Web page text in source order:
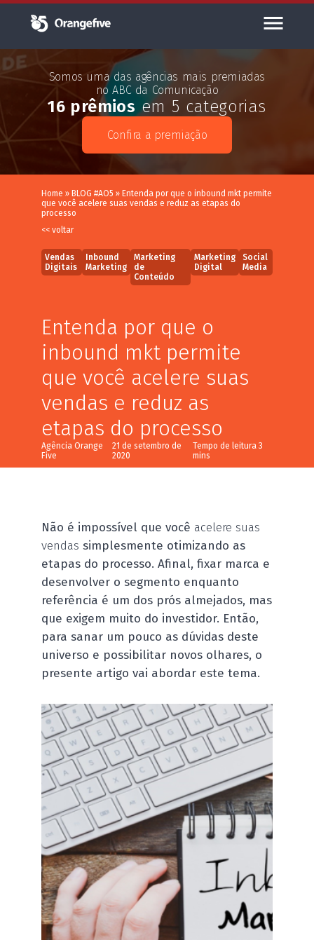
Somos uma das agências mais premiadas
no ABC da Comunicação
16 prêmios em 5 categorias
Confira a premiação
Home » BLOG #AO5 » Entenda por que o inbound mkt permite
que você acelere suas vendas e reduz as etapas do
processo
<< voltar
Vendas
Digitais
Inbound
Marketing
Marketing
de
Conteúdo
Marketing
Digital
Social
Media
Entenda por que o
inbound mkt permite
que você acelere suas
vendas e reduz as
etapas do processo
Agência Orange
Five
21 de setembro de
2020
Não é impossível que você acelere suas
vendas simplesmente otimizando as
etapas do processo. Afinal, fixar marca e
desenvolver o segmento enquanto
referência é um dos prós almejados, mas
que exigem muito do investidor. Então,
para sanar um pouco as dúvidas deste
universo e possibilitar novos olhares, o
presente artigo vai abordar este tema.